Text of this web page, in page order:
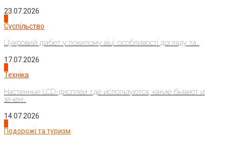
23.07.2026
Суспільство
Цукровий діабет у похилому віці: особливості догляду та...
17.07.2026
Техніка
Настенные LCD-дисплеи: где используются, какие бывают и
зачем...
14.07.2026
Подорожі та туризм